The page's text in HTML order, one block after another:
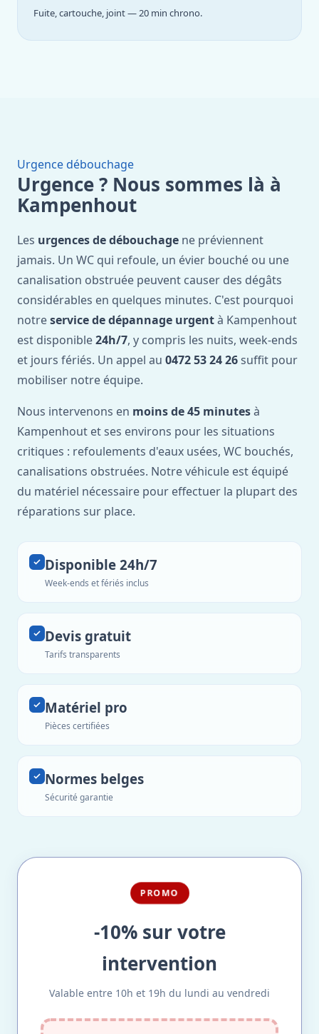
Fuite, cartouche, joint — 20 min chrono.
Urgence débouchage
Urgence ? Nous sommes là à
Kampenhout
Les urgences de débouchage ne préviennent
jamais. Un WC qui refoule, un évier bouché ou une
canalisation obstruée peuvent causer des dégâts
considérables en quelques minutes. C'est pourquoi
notreservice de dépannage urgentà Kampenhout
est disponible24h/7, y compris les nuits, week-ends
et jours fériés. Un appel au 0472 53 24 26 suffit pour
mobiliser notre équipe.
Nous intervenons en moins de 45 minutesà
Kampenhout et ses environs pour les situations
critiques : refoulements d'eaux usées, WC bouchés,
canalisations obstruées. Notre véhicule est équipé
du matériel nécessaire pour effectuer la plupart des
réparations sur place.
Disponible 24h/7
Week-ends et fériés inclus
Devis gratuit
Tarifs transparents
Matériel pro
Pièces certifiées
Normes belges
Sécurité garantie
PROMO
-10% sur votre
intervention
Valable entre 10h et 19h du lundi au vendredi